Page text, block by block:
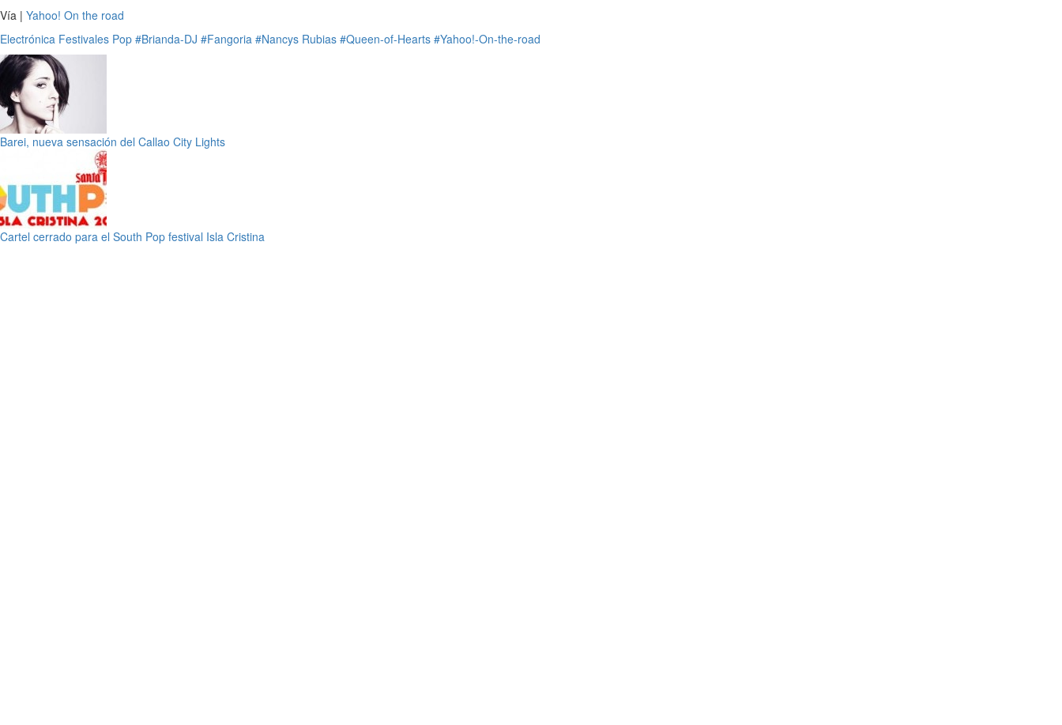
Vía | Yahoo! On the road
Electrónica Festivales Pop #Brianda-DJ #Fangoria #Nancys Rubias #Queen-of-Hearts #Yahoo!-On-the-road
Barei, nueva sensación del Callao City Lights
Cartel cerrado para el South Pop festival Isla Cristina